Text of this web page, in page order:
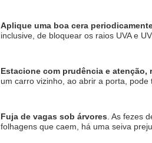
Aplique uma boa cera
inclusive, de bloquear os raios UVA e
Estacione com prudência e
um carro vizinho, ao abrir a porta,
Fuja de vagas sob árvores . As fezes
folhagens que caem, há uma seiva